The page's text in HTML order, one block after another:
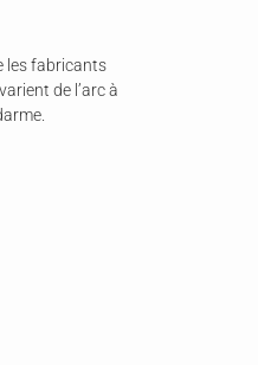
les fabricants
de l’arc à